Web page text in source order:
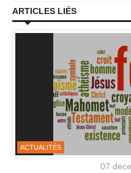
ARTICLES LIÉS
ACTUALITÉS
07